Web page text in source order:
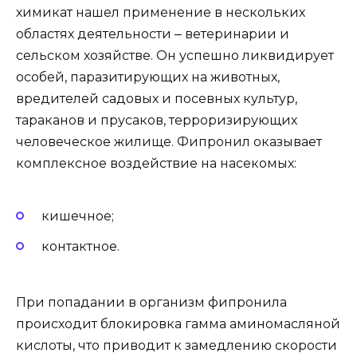
химикат нашел применение в нескольких
областях деятельности ‒ ветеринарии и
сельском хозяйстве. Он успешно ликвидирует
особей, паразитирующих на животных,
вредителей садовых и посевных культур,
тараканов и прусаков, терроризирующих
человеческое жилище. Фипронил оказывает
комплексное воздействие на насекомых:
кишечное;
контактное.
При попадании в организм фипронила
происходит блокировка гамма аминомасляной
кислоты, что приводит к замедлению скорости